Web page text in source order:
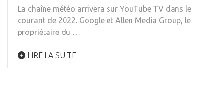
La chaîne météo arrivera sur YouTube TV dans le
courant de 2022. Google et Allen Media Group, le
propriétaire du …
LIRE LA SUITE